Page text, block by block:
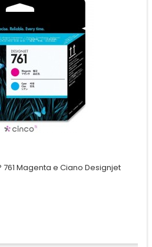
Magenta e Ciano Designjet